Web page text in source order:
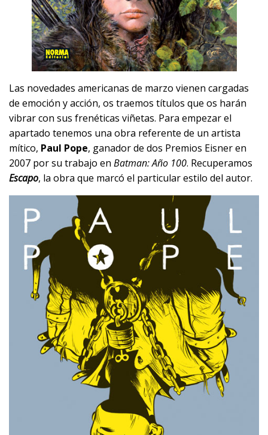
Las novedades americanas de marzo vienen cargadas
de emoción y acción, os traemos títulos que os harán
vibrar con sus frenéticas viñetas. Para empezar el
apartado tenemos una obra referente de un artista
mítico, Paul Pope, ganador de dos Premios Eisner en
2007 por su trabajo en Batman: Año 100. Recuperamos
Escapo, la obra que marcó el particular estilo del autor.